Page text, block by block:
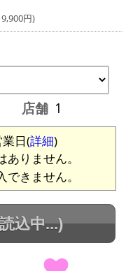
円)
店舗 1
日(詳細)
りません。
きません。
込中...)